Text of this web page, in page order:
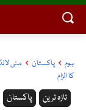
ہوم پاکستان
منی
کا الزام
پاکستان تازہ ترین